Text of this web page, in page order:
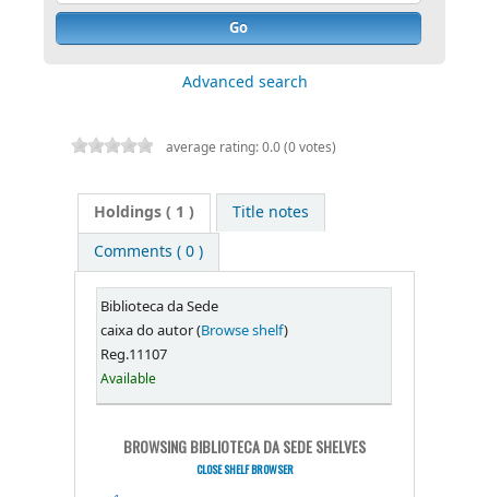
Go
Advanced search
average rating: 0.0 (0 votes)
Holdings( 1 )
Title notes
Comments ( 0 )
Biblioteca da Sede
caixa do autor (Browse shelf)
Reg.11107
Available
BROWSING BIBLIOTECA DA SEDE SHELVES
CLOSE SHELF BROWSER